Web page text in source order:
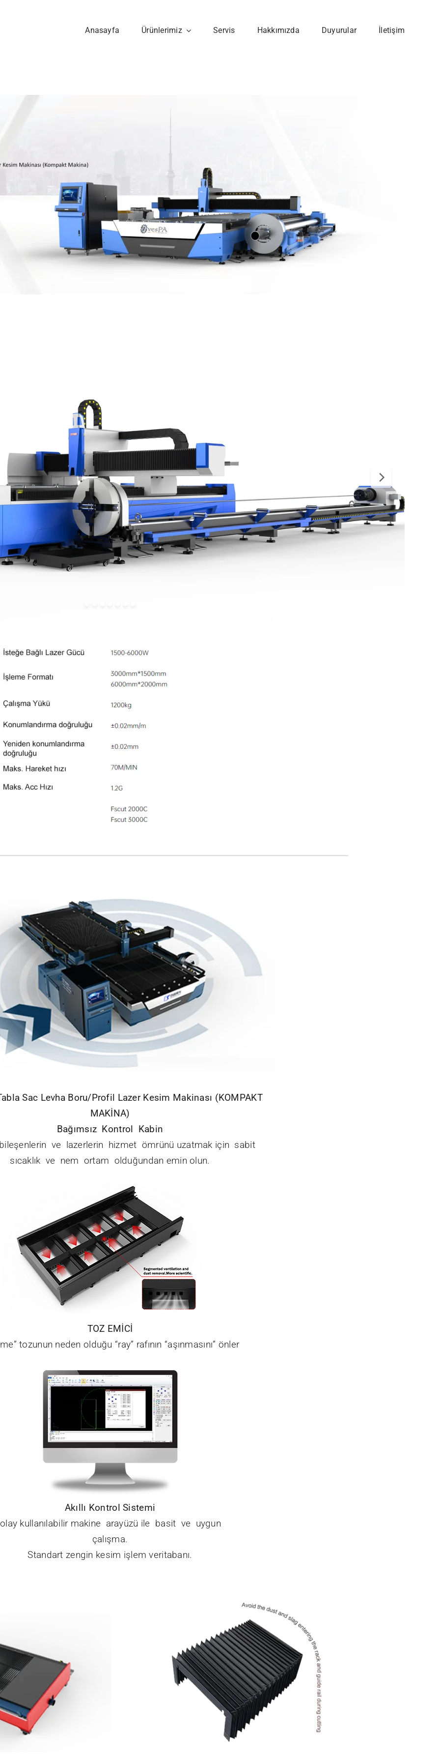
Anasayfa Ürünlerimiz Servis Hakkımızda Duyurular İletişim
Sac Levha Boru/Profil Lazer Kesim Makinası (KOMPAKT
MAKİNA)
Bağımsız Kontrol Kabin
ve lazerlerin hizmet ömrünü uzatmak için sabit
sıcaklık ve nem ortam olduğundan emin olun.
TOZ EMİCİ
tozunun neden olduğu “ray” rafının “aşınmasını” önler
Akıllı Kontrol Sistemi
kullanılabilir makine arayüzü ile basit ve uygun
çalışma.
Standart zengin kesim işlem veritabanı.